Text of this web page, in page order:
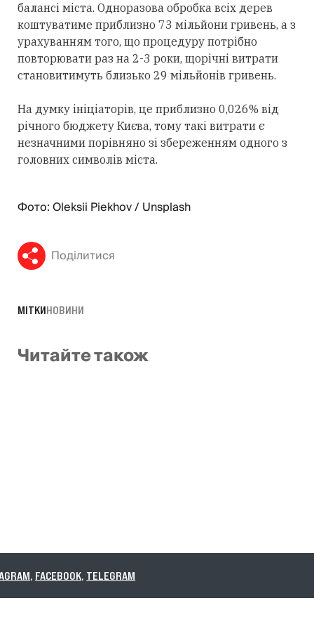
балансі міста. Одноразова обробка всіх дерев
коштуватиме приблизно 73 мільйони гривень, а з
урахуванням того, що процедуру потрібно
повторювати раз на 2-3 роки, щорічні витрати
становитимуть близько 29 мільйонів гривень.
На думку ініціаторів, це приблизно 0,026% від
річного бюджету Києва, тому такі витрати є
незначними порівняно зі збереженням одного з
головних символів міста.
Фото: Oleksii Piekhov / Unsplash
Поділитися
МІТКИНОВИНИ
Читайте також
FACEBOOK,TELEGRAM